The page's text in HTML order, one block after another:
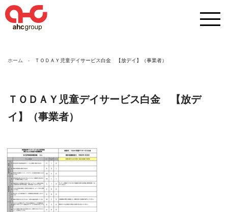
ホーム ＴＯＤＡＹ児童デイサービス白金 【放デイ】（事業者）
ＴＯＤＡＹ児童デイサービス白金 【放デ
イ】（事業者）